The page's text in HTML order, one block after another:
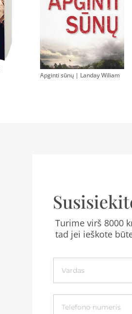
Apginti sūnų | Landay Wiliam
Turime virš 8000
tad jei ieškote